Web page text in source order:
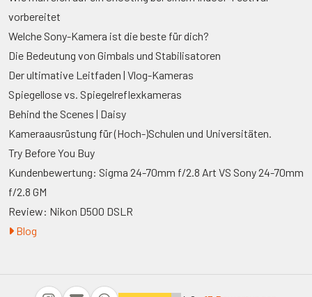
vorbereitet
Welche Sony-Kamera ist die beste für dich?
Die Bedeutung von Gimbals und Stabilisatoren
Der ultimative Leitfaden | Vlog-Kameras
Spiegellose vs. Spiegelreflexkameras
Behind the Scenes | Daisy
Kameraausrüstung für (Hoch-)Schulen und Universitäten.
Try Before You Buy
Kundenbewertung: Sigma 24-70mm f/2.8 Art VS Sony 24-70mm
f/2.8 GM
Review: Nikon D500 DSLR
Blog